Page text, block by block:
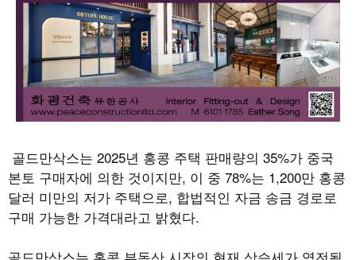
골드만삭스는 2025년 홍콩 주택 판매량의 35%가 중국
본토 구매자에 의한 것이지만, 이 중 78%는 1,200만 홍콩
달러 미만의 저가 주택으로, 합법적인 자금 송금 경로로
구매 가능한 가격대라고 밝혔다.